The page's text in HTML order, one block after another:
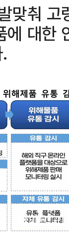
맞춰
에 대한